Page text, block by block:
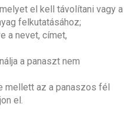
el kell távolítani vagy a
felkutatásához;
a nevet, címet,
a panaszt nem
mellett az a panaszos fél
el.